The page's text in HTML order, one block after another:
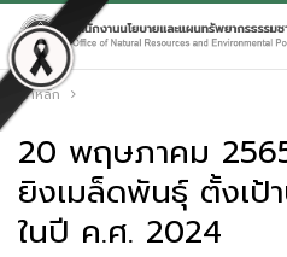
หน้าหลัก
20 พฤษภาคม
ยิงเมล็ดพันธุ์ ตั้งเป้
ในปี ค.ศ. 2024